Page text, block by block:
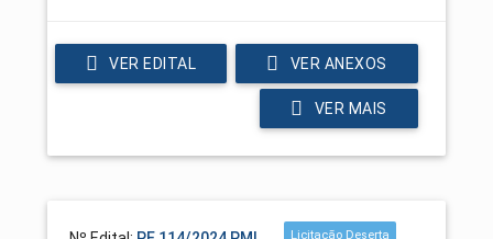
VER EDITAL VER ANEXOS
VER MAIS
Licitação Deserta